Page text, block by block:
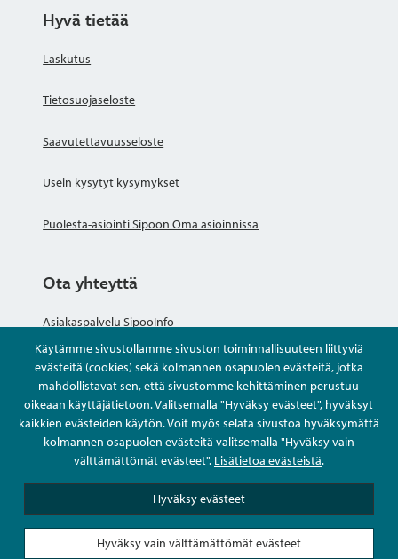
Käytämme sivustollamme sivuston toiminnallisuuteen liittyviä
evästeitä (cookies) sekä kolmannen osapuolen evästeitä, jotka
mahdollistavat sen, että sivustomme kehittäminen perustuu
oikeaan käyttäjätietoon. Valitsemalla "Hyväksy evästeet", hyväksyt
kaikkien evästeiden käytön. Voit myös selata sivustoa hyväksymättä
kolmannen osapuolen evästeitä valitsemalla "Hyväksy vain
välttämättömät evästeet". Lisätietoa evästeistä.
Hyväksy evästeet
Hyväksy vain välttämättömät evästeet
Hyvä tietää
Laskutus
Tietosuojaseloste
Saavutettavuusseloste
Usein kysytyt kysymykset
Puolesta-asiointi Sipoon Oma asioinnissa
Ota yhteyttä
Asiakaspalvelu SipooInfo
Anna palautetta nimettömästi
Kysy tai asioi
Yhteystiedot